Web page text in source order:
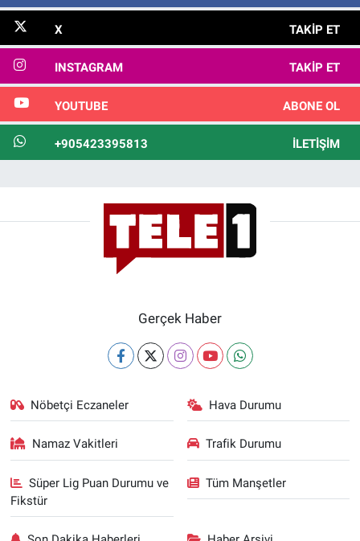
X TAKIP ET
INSTAGRAM TAKIP ET
YOUTUBE ABONE OL
+905423395813 İLETIŞIM
Gerçek Haber
Nöbetçi Eczaneler Hava Durumu
Namaz Vakitleri Trafik Durumu
Süper Lig Puan Durumu ve
Fikstür
Tüm Manşetler